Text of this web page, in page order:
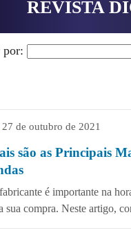
REVISTA
por:
27 de outubro de 2021
são as Principais
é importante na
sua compra. Neste artigo,